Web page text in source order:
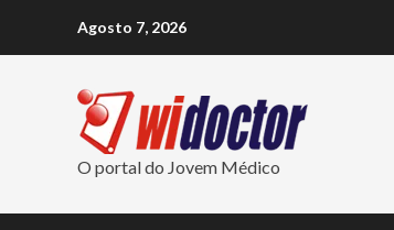
Agosto 7, 2026
O portal do Jovem Médico